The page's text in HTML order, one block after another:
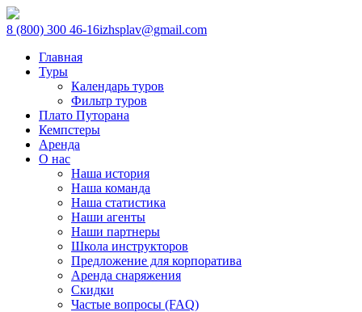
8 (800) 300 46-16izhsplav@gmail.com
Главная
Туры
Календарь туров
Фильтр туров
Плато Путорана
Кемпстеры
Аренда
О нас
Наша история
Наша команда
Наша статистика
Наши агенты
Наши партнеры
Школа инструкторов
Предложение для корпоратива
Аренда снаряжения
Скидки
Частые вопросы (FAQ)